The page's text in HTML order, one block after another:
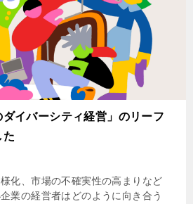
ダイバーシティ経営」のリーフ
た
化、市場の不確実性の高まりなど
業の経営者はどのように向き合う